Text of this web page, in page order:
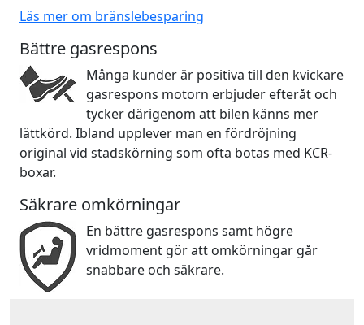
Läs mer om bränslebesparing
Bättre gasrespons
Många kunder är positiva till den kvickare
gasrespons motorn erbjuder efteråt och
tycker därigenom att bilen känns mer
lättkörd. Ibland upplever man en fördröjning
original vid stadskörning som ofta botas med KCR-
boxar.
Säkrare omkörningar
En bättre gasrespons samt högre
vridmoment gör att omkörningar går
snabbare och säkrare.